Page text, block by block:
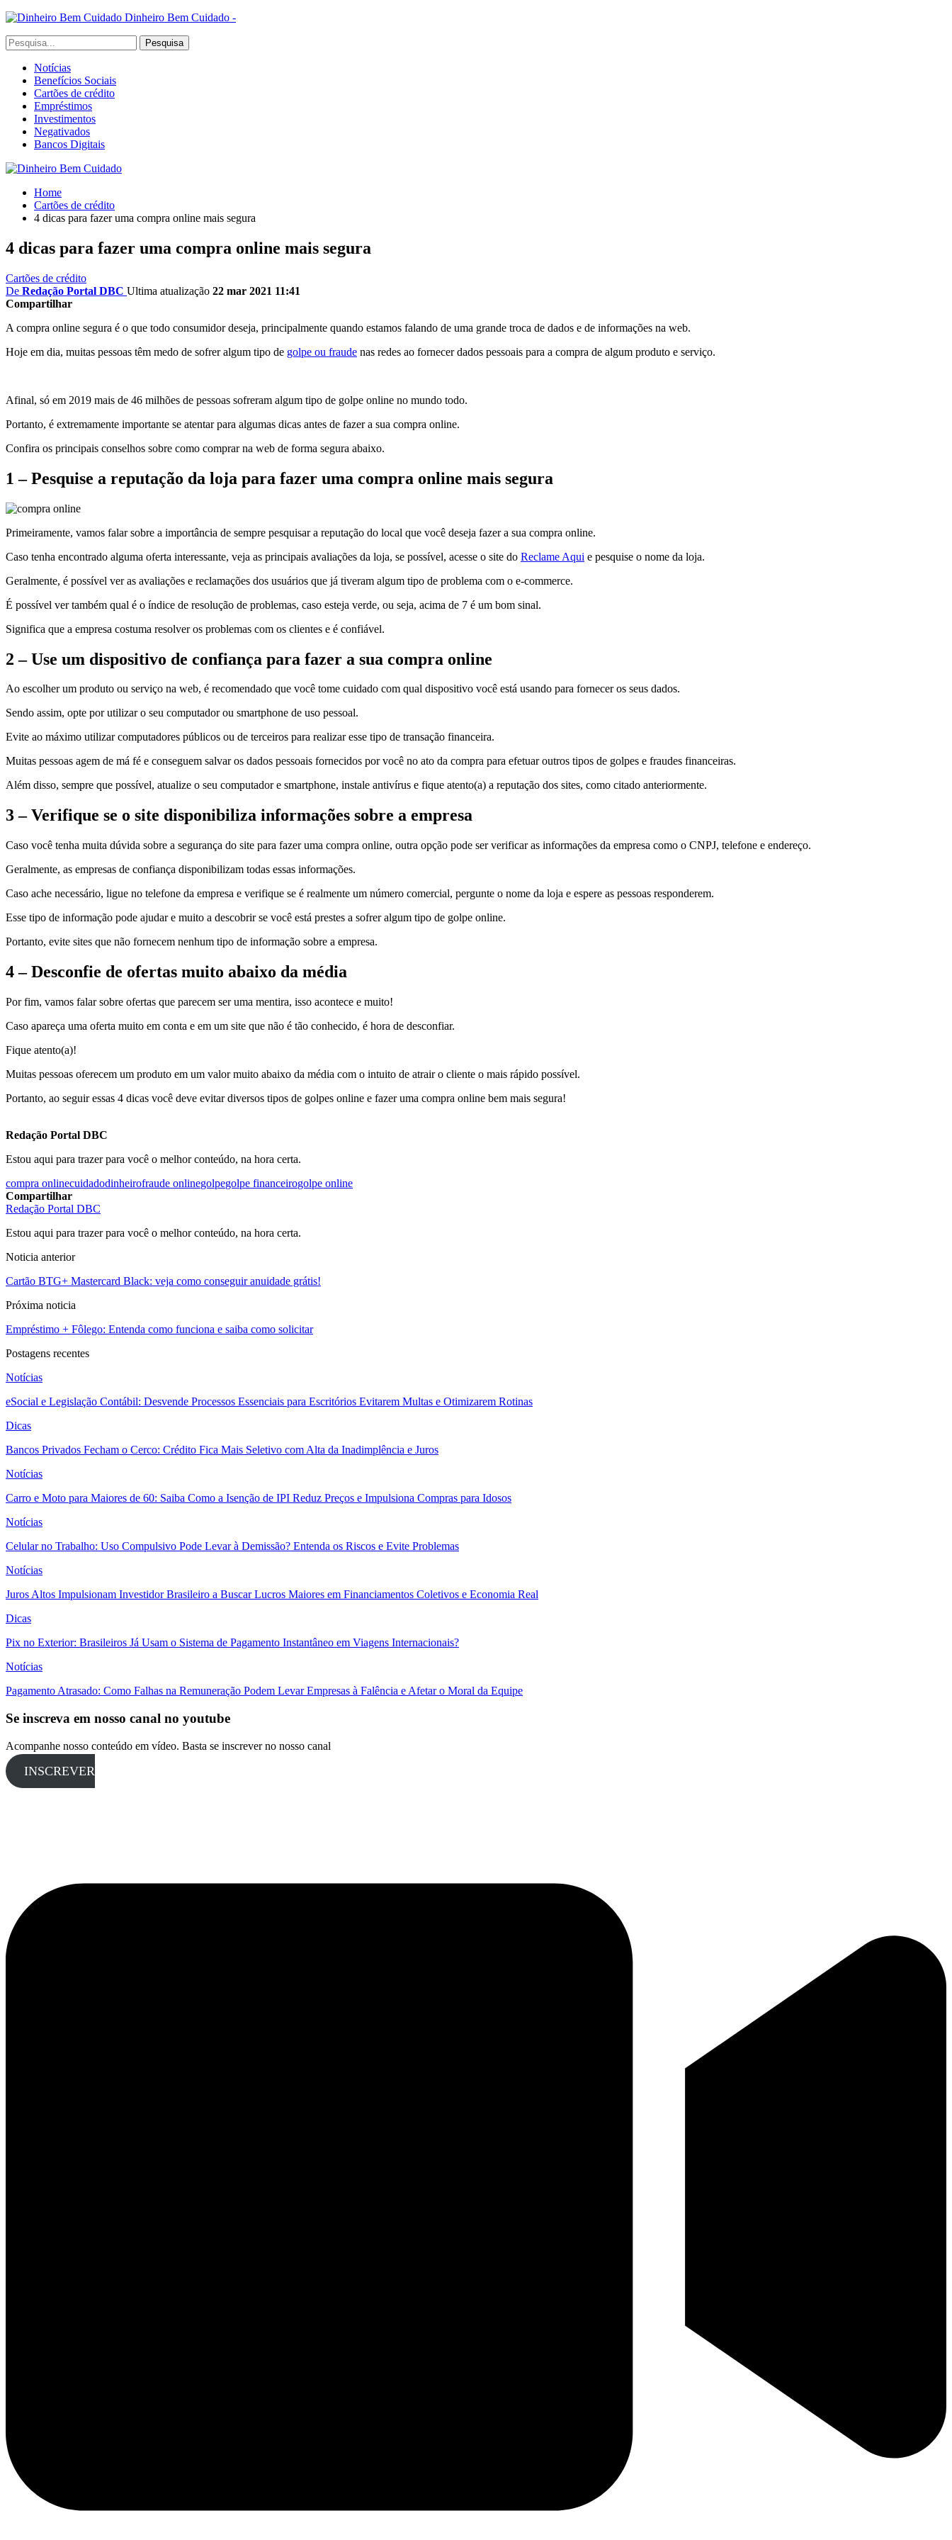
Dinheiro Bem Cuidado -
Notícias
Benefícios Sociais
Cartões de crédito
Empréstimos
Investimentos
Negativados
Bancos Digitais
Home
Cartões de crédito
4 dicas para fazer uma compra online mais segura
4 dicas para fazer uma compra online mais segura
Cartões de crédito
De Redação Portal DBC Ultima atualização 22 mar 2021 11:41
Compartilhar
A compra online segura é o que todo consumidor deseja, principalmente quando estamos falando de uma grande troca de dados e de informações na web.
Hoje em dia, muitas pessoas têm medo de sofrer algum tipo de golpe ou fraude nas redes ao fornecer dados pessoais para a compra de algum produto e serviço.
Afinal, só em 2019 mais de 46 milhões de pessoas sofreram algum tipo de golpe online no mundo todo.
Portanto, é extremamente importante se atentar para algumas dicas antes de fazer a sua compra online.
Confira os principais conselhos sobre como comprar na web de forma segura abaixo.
1 – Pesquise a reputação da loja para fazer uma compra online mais segura
Primeiramente, vamos falar sobre a importância de sempre pesquisar a reputação do local que você deseja fazer a sua compra online.
Caso tenha encontrado alguma oferta interessante, veja as principais avaliações da loja, se possível, acesse o site do Reclame Aqui e pesquise o nome da loja.
Geralmente, é possível ver as avaliações e reclamações dos usuários que já tiveram algum tipo de problema com o e-commerce.
É possível ver também qual é o índice de resolução de problemas, caso esteja verde, ou seja, acima de 7 é um bom sinal.
Significa que a empresa costuma resolver os problemas com os clientes e é confiável.
2 – Use um dispositivo de confiança para fazer a sua compra online
Ao escolher um produto ou serviço na web, é recomendado que você tome cuidado com qual dispositivo você está usando para fornecer os seus dados.
Sendo assim, opte por utilizar o seu computador ou smartphone de uso pessoal.
Evite ao máximo utilizar computadores públicos ou de terceiros para realizar esse tipo de transação financeira.
Muitas pessoas agem de má fé e conseguem salvar os dados pessoais fornecidos por você no ato da compra para efetuar outros tipos de golpes e fraudes financeiras.
Além disso, sempre que possível, atualize o seu computador e smartphone, instale antivírus e fique atento(a) a reputação dos sites, como citado anteriormente.
3 – Verifique se o site disponibiliza informações sobre a empresa
Caso você tenha muita dúvida sobre a segurança do site para fazer uma compra online, outra opção pode ser verificar as informações da empresa como o CNPJ, telefone e endereço.
Geralmente, as empresas de confiança disponibilizam todas essas informações.
Caso ache necessário, ligue no telefone da empresa e verifique se é realmente um número comercial, pergunte o nome da loja e espere as pessoas responderem.
Esse tipo de informação pode ajudar e muito a descobrir se você está prestes a sofrer algum tipo de golpe online.
Portanto, evite sites que não fornecem nenhum tipo de informação sobre a empresa.
4 – Desconfie de ofertas muito abaixo da média
Por fim, vamos falar sobre ofertas que parecem ser uma mentira, isso acontece e muito!
Caso apareça uma oferta muito em conta e em um site que não é tão conhecido, é hora de desconfiar.
Fique atento(a)!
Muitas pessoas oferecem um produto em um valor muito abaixo da média com o intuito de atrair o cliente o mais rápido possível.
Portanto, ao seguir essas 4 dicas você deve evitar diversos tipos de golpes online e fazer uma compra online bem mais segura!
Redação Portal DBC
Estou aqui para trazer para você o melhor conteúdo, na hora certa.
compra onlinecuidadodinheirofraude onlinegolpegolpe financeirogolpe online
Compartilhar
Redação Portal DBC
Estou aqui para trazer para você o melhor conteúdo, na hora certa.
Noticia anterior
Cartão BTG+ Mastercard Black: veja como conseguir anuidade grátis!
Próxima noticia
Empréstimo + Fôlego: Entenda como funciona e saiba como solicitar
Postagens recentes
Notícias
eSocial e Legislação Contábil: Desvende Processos Essenciais para Escritórios Evitarem Multas e Otimizarem Rotinas
Dicas
Bancos Privados Fecham o Cerco: Crédito Fica Mais Seletivo com Alta da Inadimplência e Juros
Notícias
Carro e Moto para Maiores de 60: Saiba Como a Isenção de IPI Reduz Preços e Impulsiona Compras para Idosos
Notícias
Celular no Trabalho: Uso Compulsivo Pode Levar à Demissão? Entenda os Riscos e Evite Problemas
Notícias
Juros Altos Impulsionam Investidor Brasileiro a Buscar Lucros Maiores em Financiamentos Coletivos e Economia Real
Dicas
Pix no Exterior: Brasileiros Já Usam o Sistema de Pagamento Instantâneo em Viagens Internacionais?
Notícias
Pagamento Atrasado: Como Falhas na Remuneração Podem Levar Empresas à Falência e Afetar o Moral da Equipe
Se inscreva em nosso canal no youtube
Acompanhe nosso conteúdo em vídeo. Basta se inscrever no nosso canal
INSCREVER